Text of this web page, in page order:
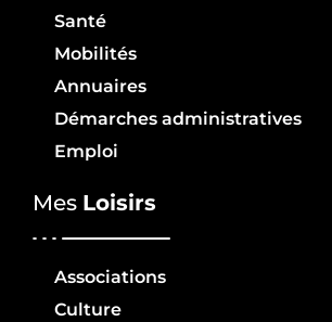
Santé
Mobilités
Annuaires
Démarches administratives
Emploi
Mes Loisirs
Associations
Culture